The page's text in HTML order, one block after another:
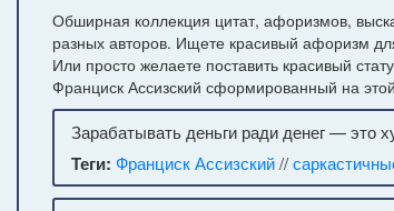
Обширная коллекция цитат, афоризмов,
разных авторов. Ищете красивый афоризм
Или просто желаете поставить красивый
Франциск Ассизский сформированный на
Зарабатывать деньги ради денег — это
Теги: Франциск Ассизский//